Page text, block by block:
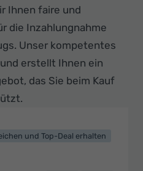
Ihnen faire und
die Inzahlungnahme
Unser kompetentes
erstellt Ihnen ein
das Sie beim Kauf
und Top-Deal erhalten